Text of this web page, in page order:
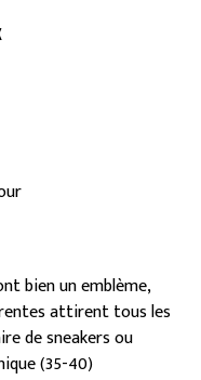
bien un emblème,
attirent tous les
de sneakers ou
(35-40)